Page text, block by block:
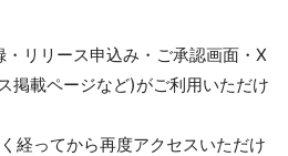
リリース申込み・ご承認画面・X
掲載ページなど)がご利用いただけ
経ってから再度アクセスいただけ